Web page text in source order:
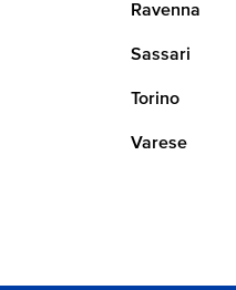
Ravenna
Sassari
Torino
Varese